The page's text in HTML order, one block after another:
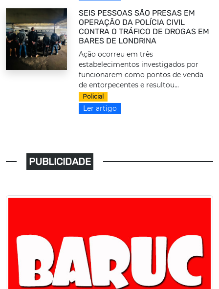
SEIS PESSOAS SÃO PRESAS EM
OPERAÇÃO DA POLÍCIA CIVIL
CONTRA O TRÁFICO DE DROGAS EM
BARES DE LONDRINA
Ação ocorreu em três
estabelecimentos investigados por
funcionarem como pontos de venda
de entorpecentes e resultou...
Policial
Ler artigo
PUBLICIDADE